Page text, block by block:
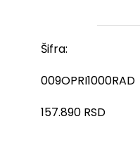
Šifra:
009OPRI1000RAD
157.890 RSD